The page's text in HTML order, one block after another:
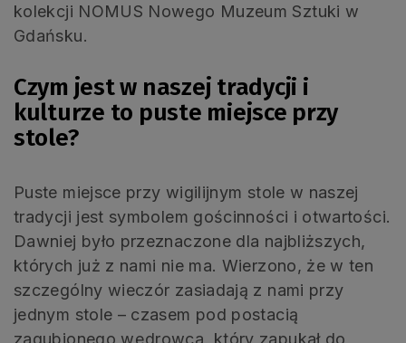
kolekcji NOMUS Nowego Muzeum Sztuki w
Gdańsku.
Czym jest w naszej tradycji i
kulturze to puste miejsce przy
stole?
Puste miejsce przy wigilijnym stole w naszej
tradycji jest symbolem gościnności i otwartości.
Dawniej było przeznaczone dla najbliższych,
których już z nami nie ma. Wierzono, że w ten
szczególny wieczór zasiadają z nami przy
jednym stole – czasem pod postacią
zagubionego wędrowca, który zapukał do